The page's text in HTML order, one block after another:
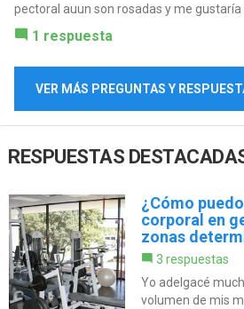
pectoral auun son rosadas y me gustaría
1 respuesta
VER MÁS PREGUNTAS Y
RESPUESTAS
¿Cómo
corporal en
zonas
3 respuestas
Yo adelgacé
volumen de mis